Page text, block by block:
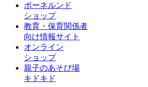
ボーネルンド
ショップ
教育・保育関係者
向け情報サイト
オンライン
ショップ
親子のあそび場
キドキド